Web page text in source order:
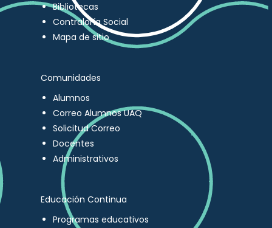
Bibliotecas
Contraloría Social
Mapa de sitio
Comunidades
Alumnos
Correo Alumnos UAQ
Solicitud Correo
Docentes
Administrativos
Educación Continua
Programas educativos